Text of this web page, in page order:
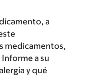
a
medicamentos,
a su
y qué